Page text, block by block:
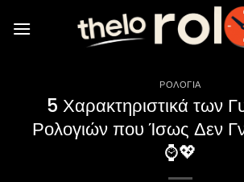
ΡΟΛΌΓΙΑ
5 Χαρακτηριστικά των
Ρολογιών που Ίσως Δεν
⌚💖